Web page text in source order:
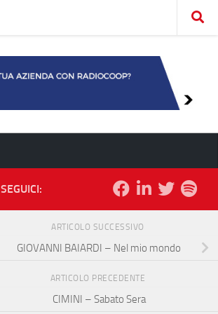
SEGUICI:
ARTICOLO SUCCESSIVO
GIOVANNI BAIARDI – Nel mio mondo
ARTICOLO PRECEDENTE
CIMINI – Sabato Sera